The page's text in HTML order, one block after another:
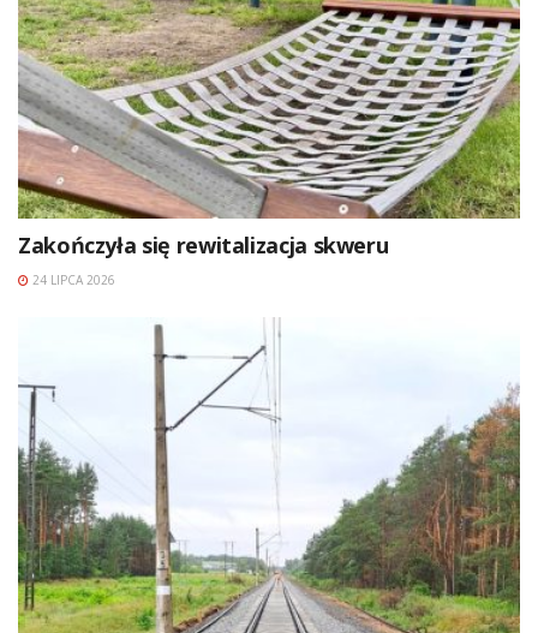
Zakończyła się rewitalizacja skweru
24 LIPCA 2026